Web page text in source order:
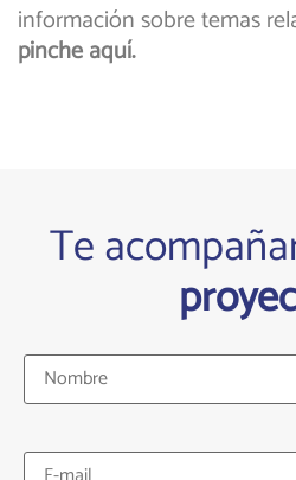
información sobre temas
pinche aquí.
Te